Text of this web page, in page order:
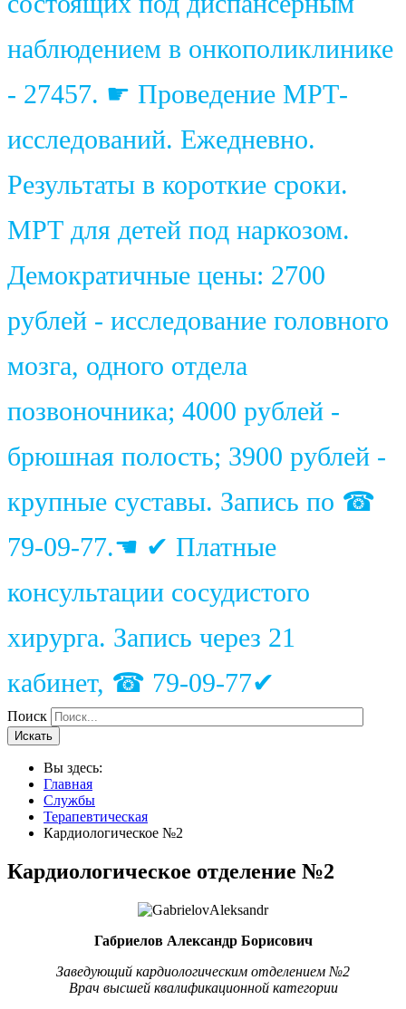
наблюдением в онкополиклинике
- 27457. ☛ Проведение МРТ-
исследований. Ежедневно.
Результаты в короткие сроки.
МРТ для детей под наркозом.
Демократичные цены: 2700
рублей - исследование головного
мозга, одного отдела
позвоночника; 4000 рублей -
брюшная полость; 3900 рублей -
крупные суставы. Запись по ☎
79-09-77.☚ ✔ Платные
консультации сосудистого
хирурга. Запись через 21
кабинет, ☎ 79-09-77✔
Поиск
Искать
Вы здесь:
Главная
Службы
Терапевтическая
Кардиологическое №2
Кардиологическое отделение №2
Габриелов Александр Борисович
Заведующий кардиологическим отделением №2
Врач высшей квалификационной категории